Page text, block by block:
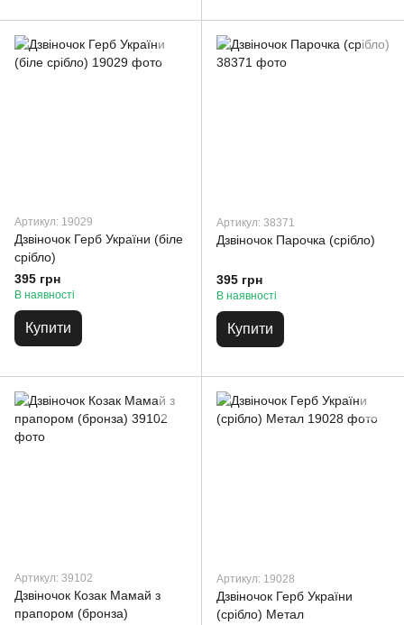
Артикул: 19029
Дзвіночок Герб України (біле
срібло)
395 грн
В наявності
Купити
Артикул: 38371
Дзвіночок Парочка (срібло)
395 грн
В наявності
Купити
Артикул: 39102
Дзвіночок Козак Мамай з
прапором (бронза)
Артикул: 19028
Дзвіночок Герб України
(срібло) Метал